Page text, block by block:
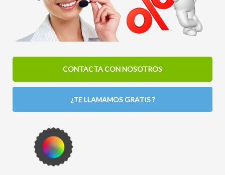
CONTACTA CON NOSOTROS
¿TE LLAMAMOS GRATIS ?